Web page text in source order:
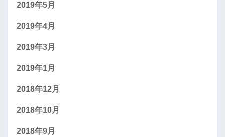
2019年5月
2019年4月
2019年3月
2019年1月
2018年12月
2018年10月
2018年9月